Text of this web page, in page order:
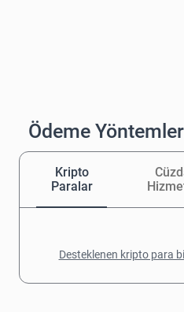
Ödeme
Kripto
Paralar
Desteklenen kripto para